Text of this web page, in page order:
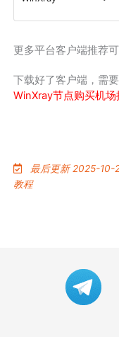
更多平台客户端推荐
下载好了客户端，需
WinXray节点购买机场
最后更新 2025-10-
教程